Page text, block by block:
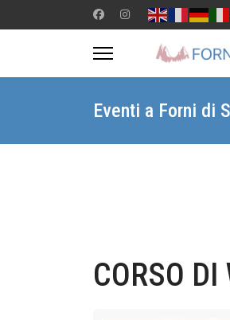
Eventi a Forni di
CORSO